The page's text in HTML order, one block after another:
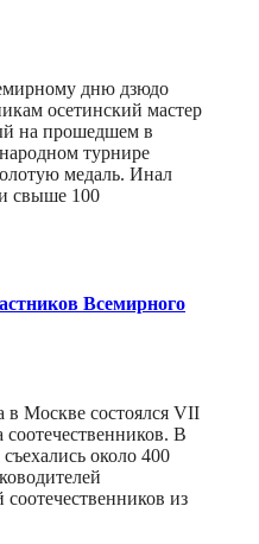
дню дзюдо
осетинский мастер
на прошедшем в
турнире
медаль. Инал
свыше 100
Всемирного
в Москве состоялся VII
соотечественников. В
около 400
из